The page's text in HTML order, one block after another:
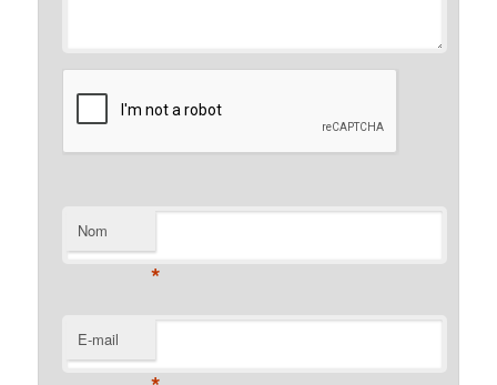
Nom
*
E-mail